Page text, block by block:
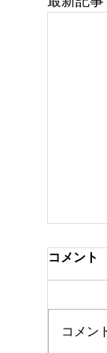
私事
コメント
コメン